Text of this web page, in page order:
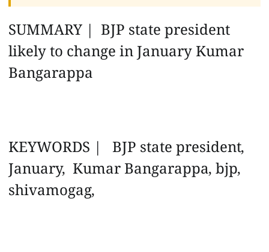
SUMMARY | BJP state president
likely to change in January Kumar
Bangarappa
KEYWORDS | BJP state president,
January, Kumar Bangarappa, bjp,
shivamogag,